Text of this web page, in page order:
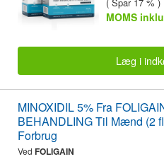
MOMS
Læg i
MINOXIDIL 5% Fra
BEHANDLING Til Mænd (2
Forbrug
Ved FOLIGAIN